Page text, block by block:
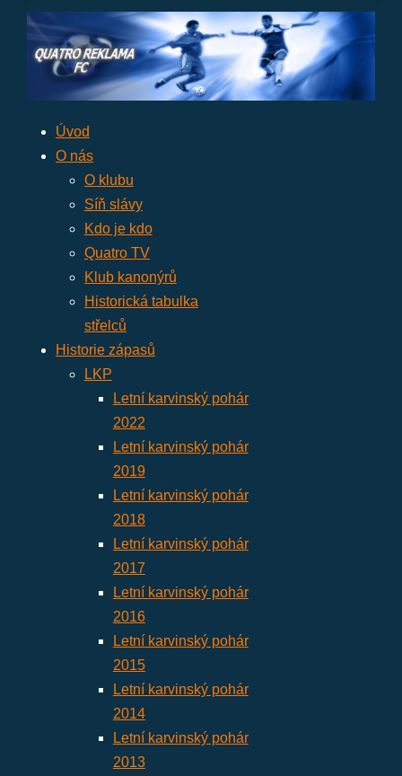
Úvod
O nás
O klubu
Síň slávy
Kdo je kdo
Quatro TV
Klub kanonýrů
Historická tabulka
střelců
Historie zápasů
LKP
Letní karvinský pohár
2022
Letní karvinský pohár
2019
Letní karvinský pohár
2018
Letní karvinský pohár
2017
Letní karvinský pohár
2016
Letní karvinský pohár
2015
Letní karvinský pohár
2014
Letní karvinský pohár
2013